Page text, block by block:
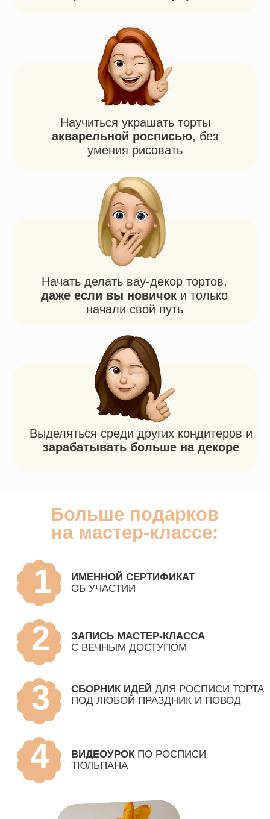
И получите подарки
за регистрацию и за участие в
мастер-классе
Суббота, 8 августа
Запишитесь
ЗАПИСАТЬСЯ НА 19:00 МСК
ЗАПИСАТЬСЯ НА 12:00 МСК
ВЕДУЩАЯ МАСТЕР-
ЮЛИЯ ПРИПУТНЕВА
Является преподавателем
На заработанные от курсов и тортов
деньги построила дом для своей семьи
и десертов на заказ
в месяц
Прошла путь от учителя
с зарплатой 10 тыс.
довостребованного кондитера
с многотысячной аудиторией
кондитерском деле